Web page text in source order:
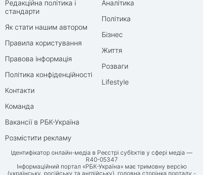
Редакційна політика і
стандарти
Як стати нашим автором
Правила користування
Правова інформація
Політика конфіденційності
Контакти
Команда
Вакансії в РБК-Україна
Розмістити рекламу
Аналітика
Політика
Бізнес
Життя
Розваги
Lifestyle
Ідентифікатор онлайн-медіа в Реєстрі суб’єктів у сфері медіа —
R40-05347
Інформаційний портал «РБК-Україна» має тримовну версію
(українську, російську та англійську), головна сторінка порталу -